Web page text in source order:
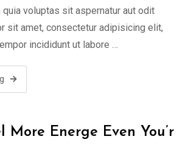
voluptas sit aspernatur aut odit
sit amet, consectetur adipisicing elit,
incididunt ut labore …
More Energe Even You’r